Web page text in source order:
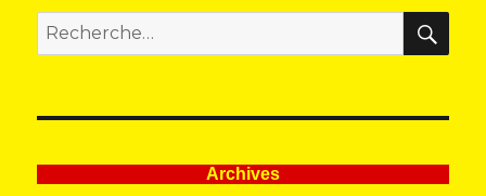
pour
:
Archives